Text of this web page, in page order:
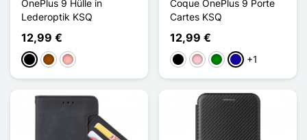
OnePlus 9 Hülle in
Lederoptik KSQ
12,99 €
Schwarz
BraunRoségold
Coque OnePlus 9 Porte
Cartes KSQ
12,99 €
Schwarz
PinkGrünDunkelblau
+1